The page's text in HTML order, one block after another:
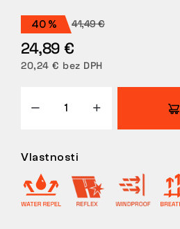
40 % 41,49 €
24,89 €
20,24 € bez DPH
Vlastnosti